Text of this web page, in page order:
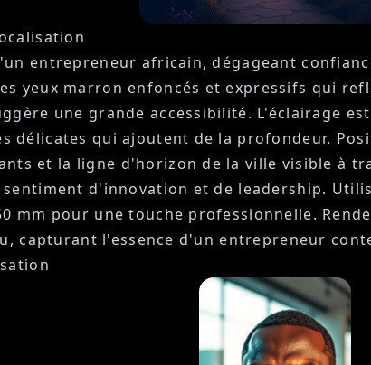
entrepreneur africain, dégageant
yeux marron enfoncés et expressifs qui
une grande accessibilité. L'éclairage
délicates qui ajoutent de la profondeur.
et la ligne d'horizon de la ville visible à
d'innovation et de leadership.
mm pour une touche professionnelle.
capturant l'essence d'un entrepreneur